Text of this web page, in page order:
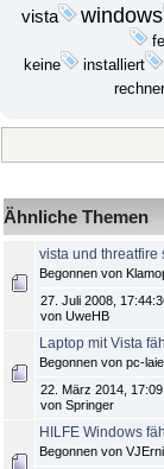
vista windows
keine
installiert
rechner
Ähnliche Themen
vista und threatfire
Begonnen von
27. Juli 2008,
von UweHB
Laptop mit Vista
Begonnen von pc-laie
22. März 2014,
von Springer
HILFE Windows
Begonnen von